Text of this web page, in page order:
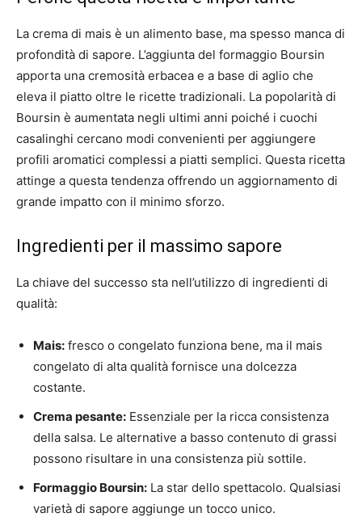
La crema di mais è un alimento base, ma spesso manca di
profondità di sapore. L’aggiunta del formaggio Boursin
apporta una cremosità erbacea e a base di aglio che
eleva il piatto oltre le ricette tradizionali. La popolarità di
Boursin è aumentata negli ultimi anni poiché i cuochi
casalinghi cercano modi convenienti per aggiungere
profili aromatici complessi a piatti semplici. Questa ricetta
attinge a questa tendenza offrendo un aggiornamento di
grande impatto con il minimo sforzo.
Ingredienti per il massimo sapore
La chiave del successo sta nell’utilizzo di ingredienti di
qualità:
Mais: fresco o congelato funziona bene, ma il mais
congelato di alta qualità fornisce una dolcezza
costante.
Crema pesante: Essenziale per la ricca consistenza
della salsa. Le alternative a basso contenuto di grassi
possono risultare in una consistenza più sottile.
Formaggio Boursin: La star dello spettacolo. Qualsiasi
varietà di sapore aggiunge un tocco unico.